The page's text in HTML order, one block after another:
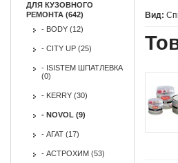
ДЛЯ КУЗОВНОГО
РЕМОНТА (642)
- BODY (12)
- CITY UP (25)
- ISISTEM ШПАТЛЕВКА
(0)
- KERRY (30)
- NOVOL (9)
- АГАТ (17)
- АСТРОХИМ (53)
Вид: